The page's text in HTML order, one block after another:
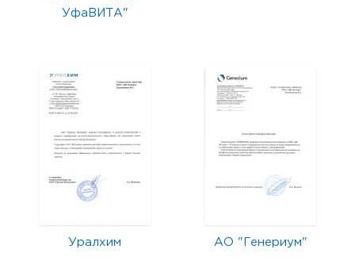
УфаВИТА"
Уралхим АО "Генериум"